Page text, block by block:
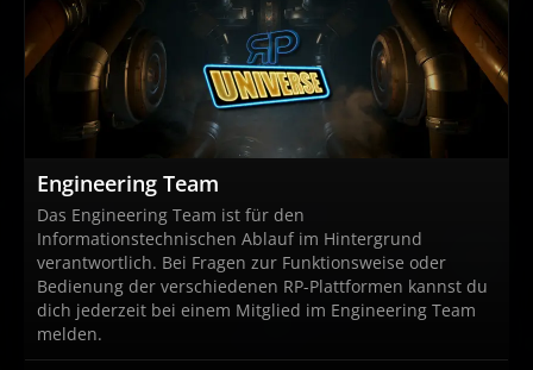
Engineering Team
Das Engineering Team ist für den
Informationstechnischen Ablauf im Hintergrund
verantwortlich. Bei Fragen zur Funktionsweise oder
Bedienung der verschiedenen RP-Plattformen kannst du
dich jederzeit bei einem Mitglied im Engineering Team
melden.